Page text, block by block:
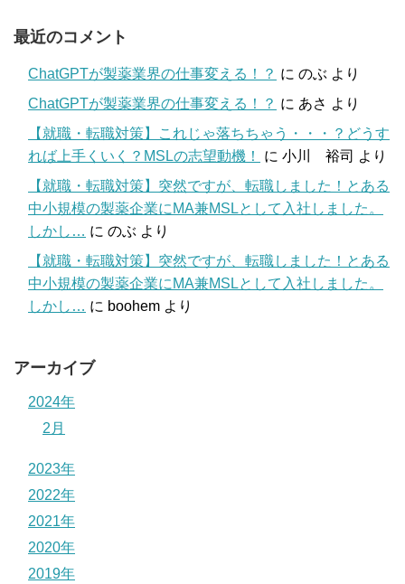
最近のコメント
ChatGPTが製薬業界の仕事変える！？ に のぶ より
ChatGPTが製薬業界の仕事変える！？ に あさ より
【就職・転職対策】これじゃ落ちちゃう・・・？どうす
れば上手くいく？MSLの志望動機！
に 小川 裕司 より
【就職・転職対策】突然ですが、転職しました！とある
中小規模の製薬企業にMA兼MSLとして入社しました。
しかし… に のぶ より
【就職・転職対策】突然ですが、転職しました！とある
中小規模の製薬企業にMA兼MSLとして入社しました。
しかし… に boohem より
アーカイブ
2024年
2月
2023年
2022年
2021年
2020年
2019年